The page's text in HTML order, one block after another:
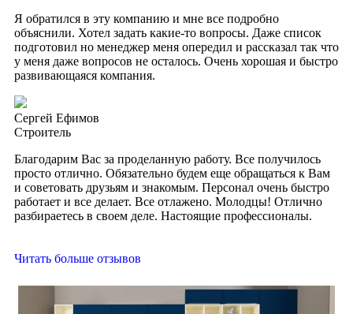
Я обратился в эту компанию и мне все подробно
объяснили. Хотел задать какие-то вопросы. Даже список
подготовил но менеджер меня опередил и рассказал так что
у меня даже вопросов не осталось. Очень хорошая и быстро
развивающаяся компания.
Сергей Ефимов
Строитель
Благодарим Вас за проделанную работу. Все получилось
просто отлично. Обязательно будем еще обращаться к Вам
и советовать друзьям и знакомым. Персонал очень быстро
работает и все делает. Все отлажено. Молодцы! Отлично
разбираетесь в своем деле. Настоящие профессионалы.
Читать больше отзывов